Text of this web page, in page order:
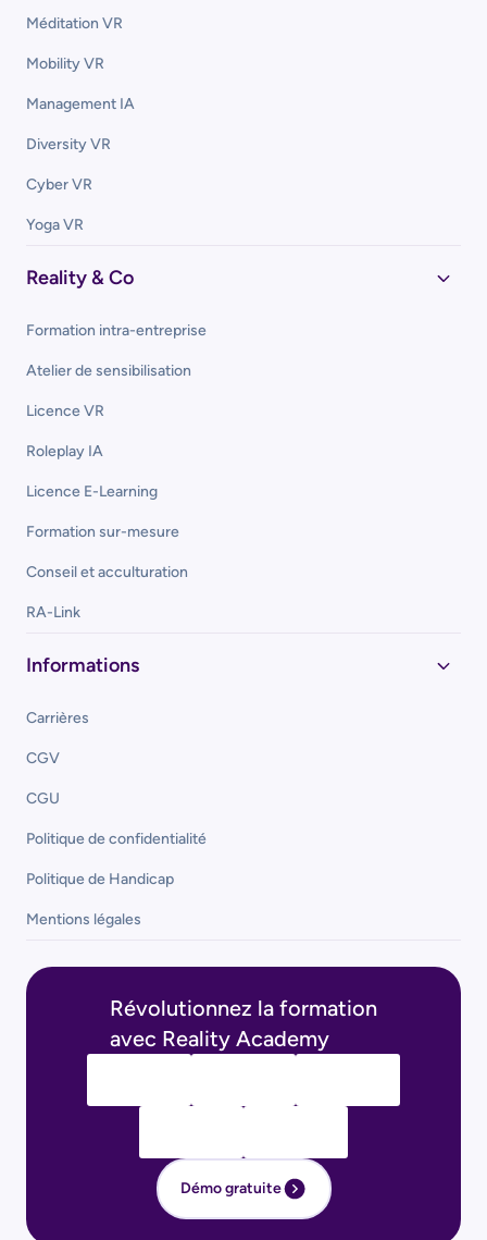
Méditation VR
Mobility VR
Management IA
Diversity VR
Cyber VR
Yoga VR
Reality & Co
Formation intra-entreprise
Atelier de sensibilisation
Licence VR
Roleplay IA
Licence E-Learning
Formation sur-mesure
Conseil et acculturation
RA-Link
Informations
Carrières
CGV
CGU
Politique de confidentialité
Politique de Handicap
Mentions légales
Révolutionnez la formation
avec Reality Academy
Démo gratuite